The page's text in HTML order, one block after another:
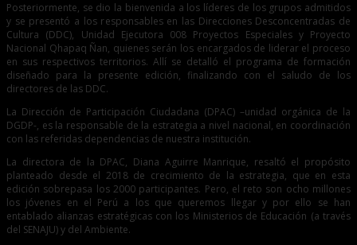
Posteriormente, se dio la bienvenida a los líderes de los grupos admitidos
y se presentó a los responsables en las Direcciones Desconcentradas de
Cultura (DDC), Unidad Ejecutora 008 Proyectos Especiales y Proyecto
Nacional Qhapaq Ñan, quienes serán los encargados de liderar el proceso
en sus respectivos territorios. Allí se detalló el programa de formación
diseñado para la presente edición, finalizando con el saludo de los
directores de las DDC.
La Dirección de Participación Ciudadana (DPAC) –unidad orgánica de la
DGDP-, es la responsable de la estrategia a nivel nacional, en coordinación
con las referidas dependencias de nuestra institución.
La directora de la DPAC, Diana Aguirre Manrique, resaltó el propósito
planteado desde el 2018 de crecimiento de la estrategia, que en esta
edición sobrepasa los 2000 participantes. Pero, el reto son ocho millones
los jóvenes en el Perú a los que queremos llegar y por ello se han
entablado alianzas estratégicas con los Ministerios de Educación (a través
del SENAJU) y del Ambiente.